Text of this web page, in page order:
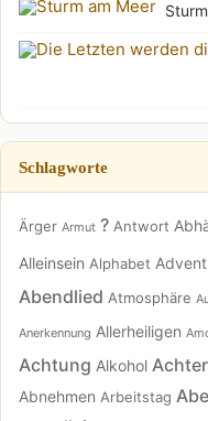
Schlagworte
Ärger Armut ? Antwort
Alleinsein Alphabet Advent
Abendlied Atmosphäre
Anerkennung Allerheiligen
Achtung Alkohol
Abnehmen Arbeitstag